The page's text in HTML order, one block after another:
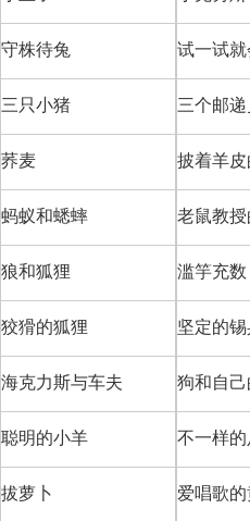
守株待兔 试一试
三只小猪 三个邮递
荞麦 披着羊皮
蚂蚁和蟋蟀 老鼠教
狼和狐狸 滥竽充数
狡猾的狐狸 坚定的锡
海克力斯与车夫 狗和自
聪明的小羊 不一样的
拔萝卜 爱唱歌